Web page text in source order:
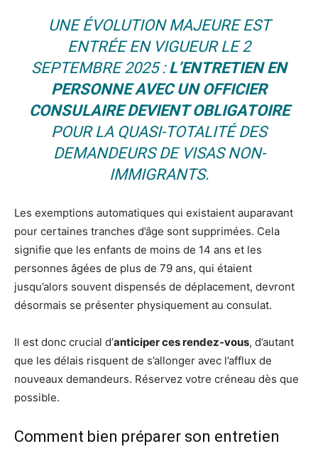
UNE ÉVOLUTION MAJEURE EST
ENTRÉE EN VIGUEUR LE 2
SEPTEMBRE 2025 :L’ENTRETIEN EN
PERSONNE AVEC UN OFFICIER
CONSULAIRE DEVIENT OBLIGATOIRE
POUR LA QUASI-TOTALITÉ DES
DEMANDEURS DE VISAS NON-
IMMIGRANTS.
Les exemptions automatiques qui existaient auparavant
pour certaines tranches d’âge sont supprimées. Cela
signifie que les enfants de moins de 14 ans et les
personnes âgées de plus de 79 ans, qui étaient
jusqu’alors souvent dispensés de déplacement, devront
désormais se présenter physiquement au consulat.
Il est donc crucial d’anticiper ces rendez-vous, d’autant
que les délais risquent de s’allonger avec l’afflux de
nouveaux demandeurs. Réservez votre créneau dès que
possible.
Comment bien préparer son entretien